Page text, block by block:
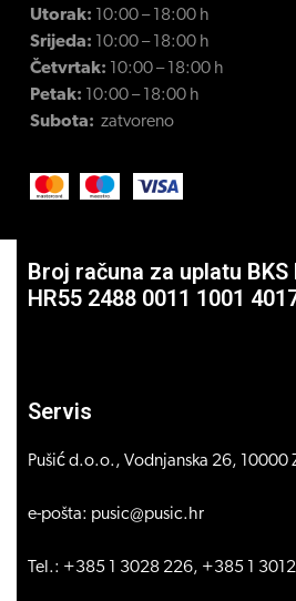
Utorak: 10:00 – 18:00 h
Srijeda: 10:00 – 18:00 h
Četvrtak: 10:00 – 18:00 h
Petak: 10:00 – 18:00 h
Subota: zatvoreno
Broj računa za uplatu BKS
HR55 2488 0011 1001
Servis
Pušić d.o.o., Vodnjanska 26, 10000
e-pošta: pusic@pusic.hr
Tel.: +385 1 3028 226, +385 1